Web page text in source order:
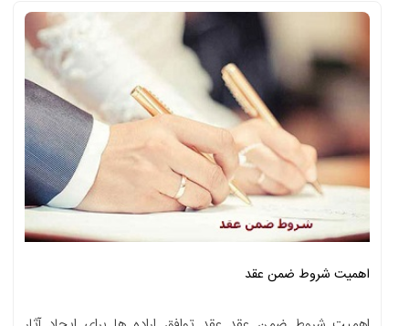
اهمیت شروط ضمن عقد